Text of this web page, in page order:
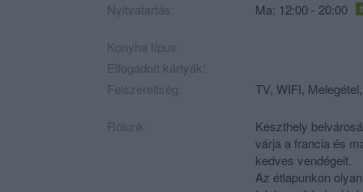
Nyitvatartás: Ma: 12:00 - 20:00
Konyha típus:
Elfogadott kártyák:
Felszereltség:
TV, WIFI,
Rólunk:
Keszthely
várja a francia és
kedves vendégeit.
Az étlapunkon